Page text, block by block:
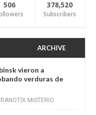
506 378,520
Subscribers
ARCHIVE
vieron a
verduras de
MISTERIO